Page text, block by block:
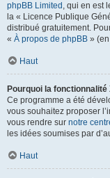
phpBB Limited , qui en est
la « Licence Publique
distribué gratuitement.
« À propos de phpBB »
Haut
Pourquoi la fonctionnalité
Ce programme a été
vous souhaitez proposer
vous rendre sur notre
les idées soumises par
Haut